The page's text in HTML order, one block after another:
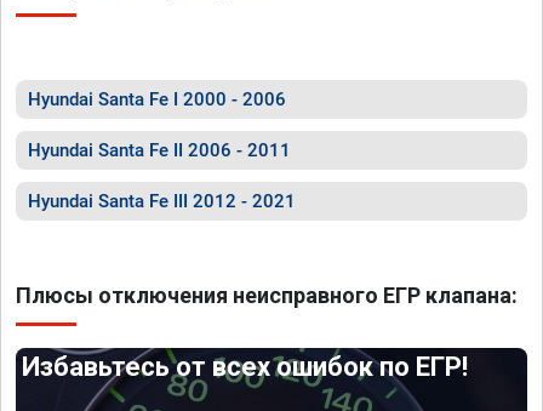
Hyundai Santa Fe I 2000 - 2006
Hyundai Santa Fe II 2006 - 2011
Hyundai Santa Fe III 2012 - 2021
Плюсы отключения неисправного ЕГР клапана:
Избавьтесь от всех ошибок по ЕГР!